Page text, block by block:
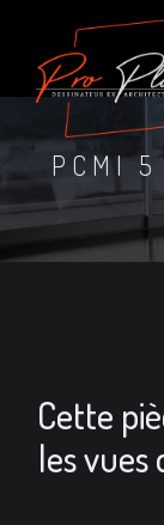
PCMI 5
Cette
les